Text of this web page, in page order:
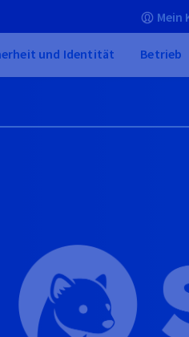
Mein
und Identität Betrieb